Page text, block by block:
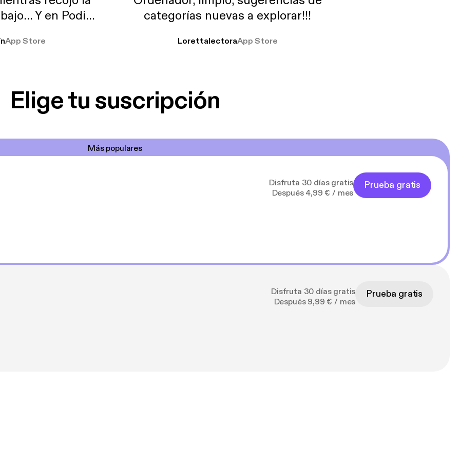
Y en Podimo
de
App Store
categorías nuevas a explorar!!!
LorettalectoraApp Store
Elige tu suscripción
Más populares
Disfruta 30 días gratis
Después 4,99 € / mes
Prueba gratis
Disfruta 30 días gratis
Después 9,99 € / mes
Prueba gratis